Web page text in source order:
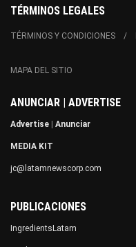
TÉRMINOS LEGALES
TÉRMINOS Y CONDICIONES
MAPA DEL SITIO
ANUNCIAR | ADVERTISE
Advertise Anunciar
MEDIA KIT
jc@latamnewscorp.com
PUBLICACIONES
IngredientsLatam